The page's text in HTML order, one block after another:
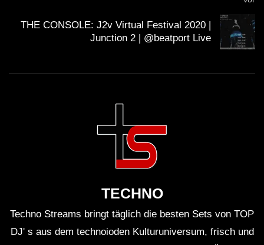
Du solltest übrigens gerade weil die Künstler mit
Streaming nicht gerade viel verdienen, sie am besten
Möglichkeit für Spenden. Mit dem Spendenbutton unter
und wenn Du einen Plattespieler hast, kaufe die besten
THE CONSOLE: J2v Virtual Festival 2020 |
Junction 2 | @beatport Live
TECHNO
Techno Streams bringt täglich die besten Sets von TOP
DJ' s aus dem technoioden Kulturuniversum, frisch und